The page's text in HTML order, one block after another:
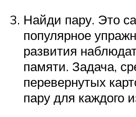
Найди пару. Это
популярное
развития
памяти. Задача,
перевернутых
пару для каждого